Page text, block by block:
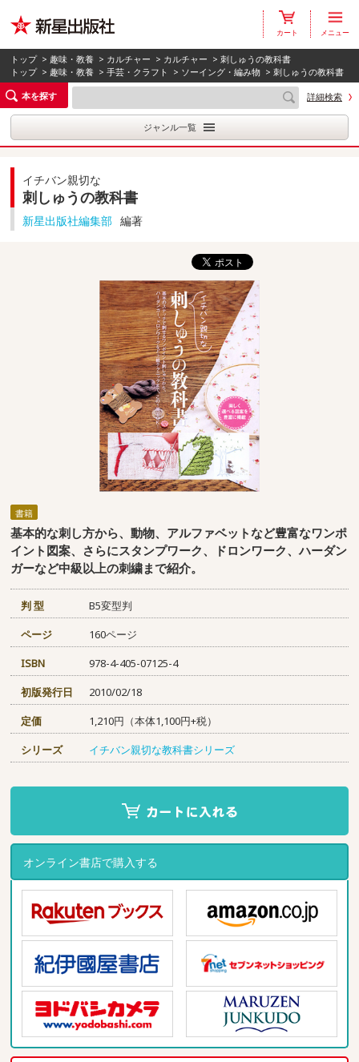
カート メニュー
トップ >趣味・教養 > カルチャー > カルチャー > 刺しゅうの教科書
トップ >趣味・教養 >手芸・クラフト > ソーイング・編み物 > 刺しゅうの教科書
本を探す
詳細検索
ジャンル一覧
イチバン親切な
刺しゅうの教科書
新星出版社編集部 編著
書籍
基本的な刺し方から、動物、アルファベットなど豊富なワンポ
イント図案、さらにスタンプワーク、ドロンワーク、ハーダン
ガーなど中級以上の刺繍まで紹介。
判 型
B5変型判
ページ
160ページ
ISBN
978-4-405-07125-4
初版発行日
2010/02/18
定価
1,210円（本体1,100円+税）
シリーズ
イチバン親切な教科書シリーズ
オンライン書店で購入する